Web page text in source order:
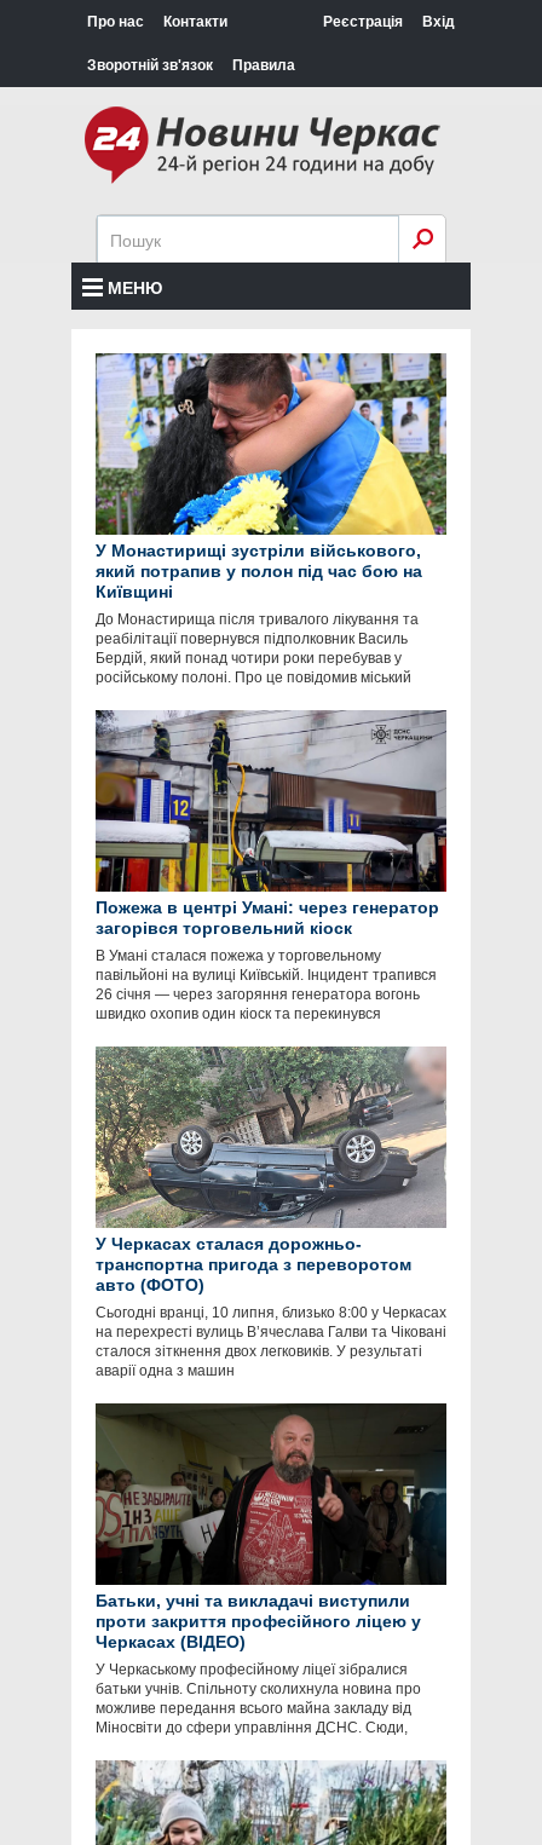
Про нас Контакти
Зворотній зв'язок Правила
Реєстрація Вхід
МЕНЮ
У Монастирищі зустріли військового,
який потрапив у полон під час бою на
Київщині
До Монастирища після тривалого лікування та
реабілітації повернувся підполковник Василь
Бердій, який понад чотири роки перебував у
російському полоні. Про це повідомив міський
Пожежа в центрі Умані: через генератор
загорівся торговельний кіоск
В Умані сталася пожежа у торговельному
павільйоні на вулиці Київській. Інцидент трапився
26 січня — через загоряння генератора вогонь
швидко охопив один кіоск та перекинувся
У Черкасах сталася дорожньо-
транспортна пригода з переворотом
авто (ФОТО)
Сьогодні вранці, 10 липня, близько 8:00 у Черкасах
на перехресті вулиць В’ячеслава Галви та Чіковані
сталося зіткнення двох легковиків. У результаті
аварії одна з машин
Батьки, учні та викладачі виступили
проти закриття професійного ліцею у
Черкасах (ВІДЕО)
У Черкаському професійному ліцеї зібралися
батьки учнів. Спільноту сколихнула новина про
можливе передання всього майна закладу від
Міносвіти до сфери управління ДСНС. Сюди,